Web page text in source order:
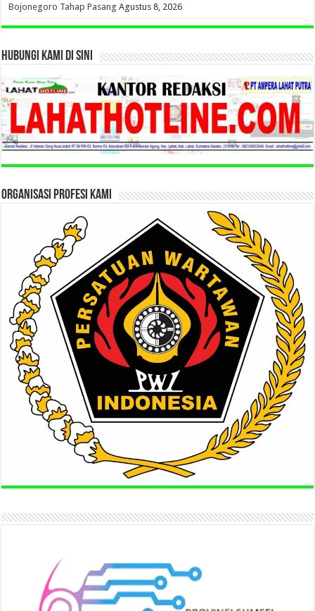
Bojonegoro Tahap Pasang Agustus 8, 2026
HUBUNGI KAMI DI SINI
ORGANISASI PROFESI KAMI